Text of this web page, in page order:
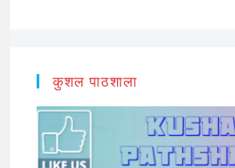
कुशल पाठशाला